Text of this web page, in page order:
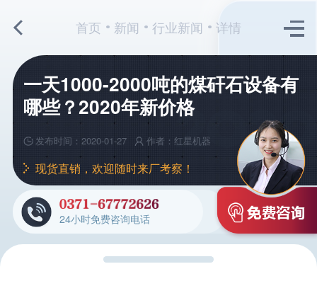
首页 新闻 行业新闻 详情
一天1000-2000吨的煤矸石设备有
哪些？2020年新价格
发布时间：2020-01-27 作者：红星机器
现货直销，欢迎随时来厂考察！
24小时免费咨询电话